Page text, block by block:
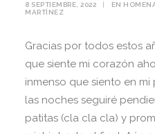
8 SEPTIEMBRE, 2022 | EN
MARTÍNEZ
Gracias por todos estos
que siente mi corazón
inmenso que siento en
las noches seguiré
patitas (cla cla cla) y